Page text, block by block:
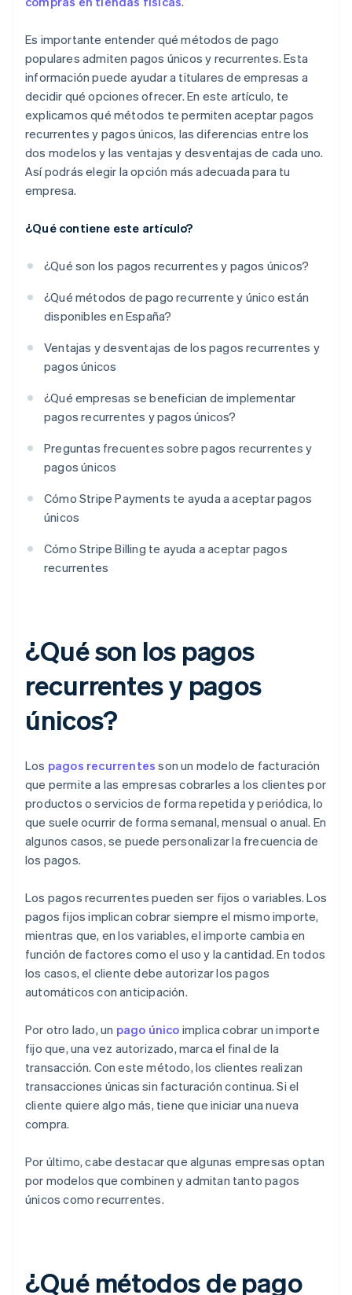
Es importante entender qué métodos de pago
populares admiten pagos únicos y recurrentes. Esta
información puede ayudar a titulares de empresas a
decidir qué opciones ofrecer. En este artículo, te
explicamos qué métodos te permiten aceptar pagos
recurrentes y pagos únicos, las diferencias entre los
dos modelos y las ventajas y desventajas de cada uno.
Así podrás elegir la opción más adecuada para tu
empresa.
¿Qué contiene este artículo?
¿Qué son los pagos recurrentes y pagos únicos?
¿Qué métodos de pago recurrente y único están
disponibles en España?
Ventajas y desventajas de los pagos recurrentes y
pagos únicos
¿Qué empresas se benefician de implementar
pagos recurrentes y pagos únicos?
Preguntas frecuentes sobre pagos recurrentes y
pagos únicos
Cómo Stripe Payments te ayuda a aceptar pagos
únicos
Cómo Stripe Billing te ayuda a aceptar pagos
recurrentes
¿Qué son los pagos
recurrentes y pagos
únicos?
Los pagos recurrentes son un modelo de facturación
que permite a las empresas cobrarles a los clientes por
productos o servicios de forma repetida y periódica, lo
que suele ocurrir de forma semanal, mensual o anual. En
algunos casos, se puede personalizar la frecuencia de
los pagos.
Los pagos recurrentes pueden ser fijos o variables. Los
pagos fijos implican cobrar siempre el mismo importe,
mientras que, en los variables, el importe cambia en
función de factores como el uso y la cantidad. En todos
los casos, el cliente debe autorizar los pagos
automáticos con anticipación.
Por otro lado, un pago único implica cobrar un importe
fijo que, una vez autorizado, marca el final de la
transacción. Con este método, los clientes realizan
transacciones únicas sin facturación continua. Si el
cliente quiere algo más, tiene que iniciar una nueva
compra.
Por último, cabe destacar que algunas empresas optan
por modelos que combinen y admitan tanto pagos
únicos como recurrentes.
¿Qué métodos de pago